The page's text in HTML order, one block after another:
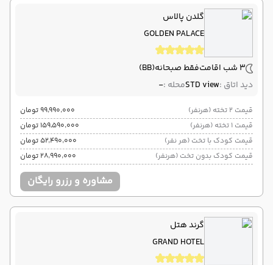
گلدن پالاس
GOLDEN PALACE
3 شب اقامت فقط صبحانه(BB)
دید اتاق :STD viewمحله :-
قیمت 2 تخته (هرنفر)
۹۹٬۹۹۰٬۰۰۰ تومان
قیمت 1 تخته (هرنفر)
۱۵۹٬۵۹۰٬۰۰۰ تومان
قیمت کودک با تخت (هر نفر)
۵۲٬۴۹۰٬۰۰۰ تومان
قیمت کودک بدون تخت (هرنفر)
۲۸٬۹۹۰٬۰۰۰ تومان
مشاوره و رزرو رایگان
گرند هتل
GRAND HOTEL